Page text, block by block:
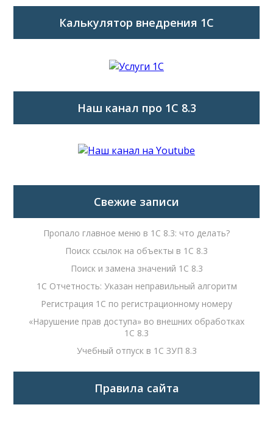
Калькулятор внедрения 1C
Наш канал про 1С 8.3
Свежие записи
Пропало главное меню в 1С 8.3: что делать?
Поиск ссылок на объекты в 1С 8.3
Поиск и замена значений 1С 8.3
1С Отчетность: Указан неправильный алгоритм
Регистрация 1С по регистрационному номеру
«Нарушение прав доступа» во внешних обработках
1С 8.3
Учебный отпуск в 1С ЗУП 8.3
Правила сайта